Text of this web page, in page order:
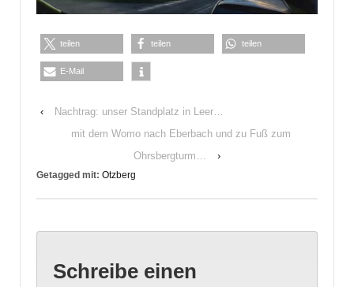
teilen teilen teilen
E-Mail
‹
Nachtrag: unser Standplatz in Leer…
mit dem Womo nach Eberbach und zu Fuß zum
Ohrsbergturm…
›
Getagged mit: Otzberg
Schreibe einen